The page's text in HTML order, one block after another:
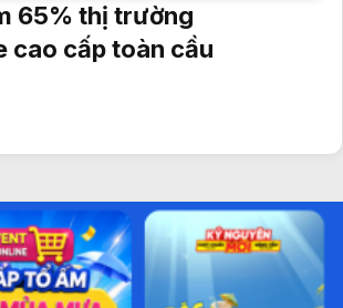
65% thị trường
cao cấp toàn cầu